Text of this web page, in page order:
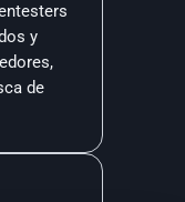
y
de